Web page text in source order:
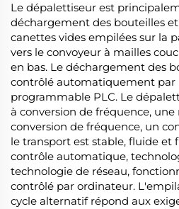
Le dépalettiseur est
déchargement des bouteilles
canettes vides empilées sur la
vers le convoyeur à mailles
en bas. Le déchargement des
contrôlé automatiquement par
programmable PLC. Le
à conversion de fréquence,
conversion de fréquence, un
le transport est stable, fluide et
contrôle automatique,
technologie de réseau,
contrôlé par ordinateur.
cycle alternatif répond aux